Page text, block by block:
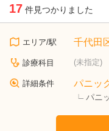
17 件見つかりました
エリア/駅 千代田
診療科目 (未指定)
詳細条件 パニッ
パニ